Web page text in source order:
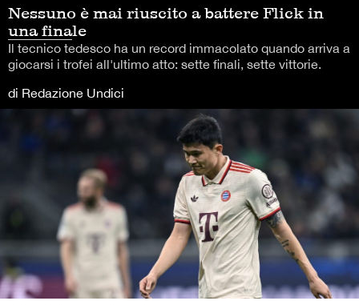
Nessuno è mai riuscito a battere Flick in
una finale
Il tecnico tedesco ha un record immacolato quando arriva a
giocarsi i trofei all'ultimo atto: sette finali, sette vittorie.
di Redazione Undici